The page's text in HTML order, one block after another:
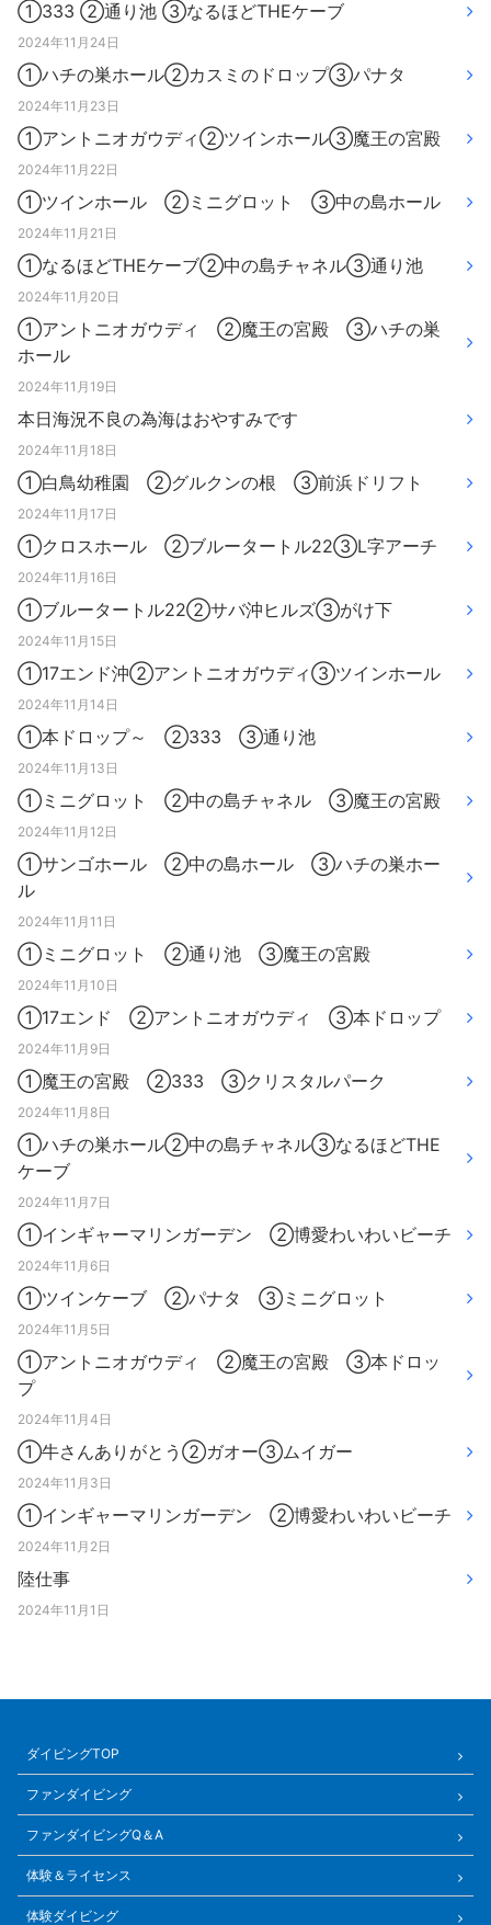
①333 ②通り池 ③なるほどTHEケーブ
2024年11月24日
①ハチの巣ホール②カスミのドロップ③パナタ
2024年11月23日
①アントニオガウディ②ツインホール③魔王の宮殿
2024年11月22日
①ツインホール ②ミニグロット ③中の島ホール
2024年11月21日
①なるほどTHEケーブ②中の島チャネル③通り池
2024年11月20日
①アントニオガウディ ②魔王の宮殿 ③ハチの巣
ホール
2024年11月19日
本日海況不良の為海はおやすみです
2024年11月18日
①白鳥幼稚園 ②グルクンの根 ③前浜ドリフト
2024年11月17日
①クロスホール ②ブルータートル22③L字アーチ
2024年11月16日
①ブルータートル22②サバ沖ヒルズ③がけ下
2024年11月15日
①17エンド沖②アントニオガウディ③ツインホール
2024年11月14日
①本ドロップ～ ②333 ③通り池
2024年11月13日
①ミニグロット ②中の島チャネル ③魔王の宮殿
2024年11月12日
①サンゴホール ②中の島ホール ③ハチの巣ホー
ル
2024年11月11日
①ミニグロット ②通り池 ③魔王の宮殿
2024年11月10日
①17エンド ②アントニオガウディ ③本ドロップ
2024年11月9日
①魔王の宮殿 ②333 ③クリスタルパーク
2024年11月8日
①ハチの巣ホール②中の島チャネル③なるほどTHE
ケーブ
2024年11月7日
①インギャーマリンガーデン ②博愛わいわいビーチ
2024年11月6日
①ツインケーブ ②パナタ ③ミニグロット
2024年11月5日
①アントニオガウディ ②魔王の宮殿 ③本ドロッ
プ
2024年11月4日
①牛さんありがとう②ガオー③ムイガー
2024年11月3日
①インギャーマリンガーデン ②博愛わいわいビーチ
2024年11月2日
陸仕事
2024年11月1日
ダイビングTOP
ファンダイビング
ファンダイビングQ＆A
体験＆ライセンス
体験ダイビング